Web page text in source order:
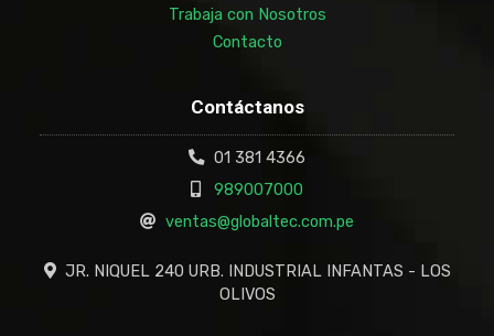
Trabaja con Nosotros
Contacto
Contáctanos
01 381 4366
989007000
ventas@globaltec.com.pe
JR. NIQUEL 240 URB. INDUSTRIAL INFANTAS - LOS
OLIVOS